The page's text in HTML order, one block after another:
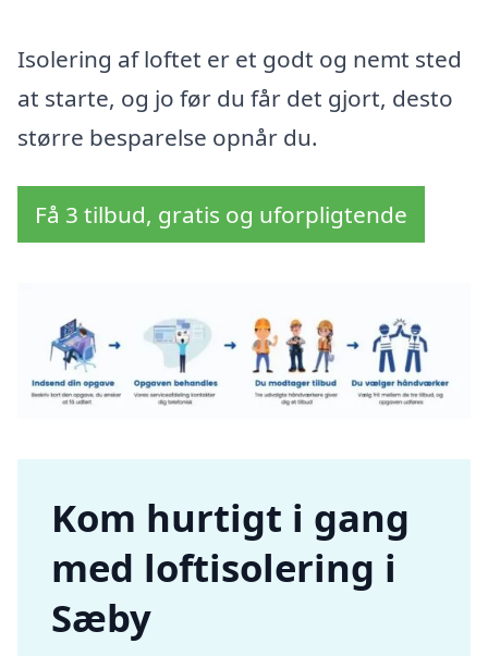
Isolering af loftet er et godt og nemt sted
at starte, og jo før du får det gjort, desto
større besparelse opnår du.
Få 3 tilbud, gratis og uforpligtende
Kom hurtigt i gang
med loftisolering i
Sæby